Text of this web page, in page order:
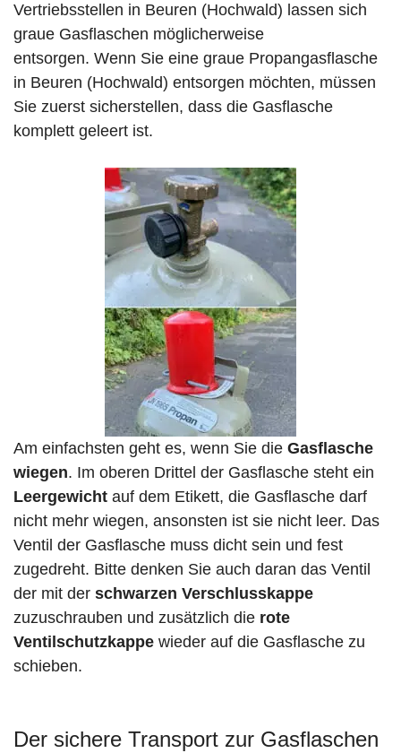
Vertriebsstellen in Beuren (Hochwald) lassen sich
graue Gasflaschen möglicherweise
entsorgen. Wenn Sie eine graue Propangasflasche
in Beuren (Hochwald) entsorgen möchten, müssen
Sie zuerst sicherstellen, dass die Gasflasche
komplett geleert ist.
Am einfachsten geht es, wenn Sie die Gasflasche
wiegen. Im oberen Drittel der Gasflasche steht ein
Leergewicht auf dem Etikett, die Gasflasche darf
nicht mehr wiegen, ansonsten ist sie nicht leer. Das
Ventil der Gasflasche muss dicht sein und fest
zugedreht. Bitte denken Sie auch daran das Ventil
der mit der schwarzen Verschlusskappe
zuzuschrauben und zusätzlich die rote
Ventilschutzkappe wieder auf die Gasflasche zu
schieben.
Der sichere Transport zur Gasflaschen